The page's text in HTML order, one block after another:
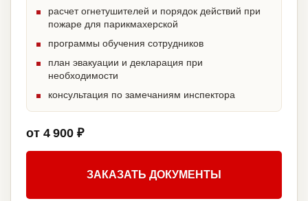
расчет огнетушителей и порядок действий при
пожаре для парикмахерской
программы обучения сотрудников
план эвакуации и декларация при
необходимости
консультация по замечаниям инспектора
от 4 900 ₽
ЗАКАЗАТЬ ДОКУМЕНТЫ